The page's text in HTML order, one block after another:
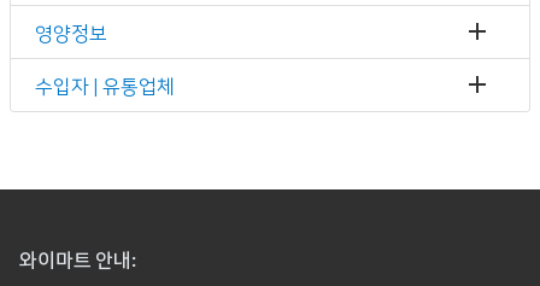
영양정보
수입자 | 유통업체
와이마트 안내: